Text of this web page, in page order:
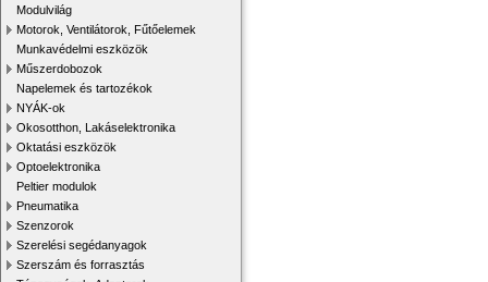
Modulvilág
Motorok, Ventilátorok, Fűtőelemek
Munkavédelmi eszközök
Műszerdobozok
Napelemek és tartozékok
NYÁK-ok
Okosotthon, Lakáselektronika
Oktatási eszközök
Optoelektronika
Peltier modulok
Pneumatika
Szenzorok
Szerelési segédanyagok
Szerszám és forrasztás